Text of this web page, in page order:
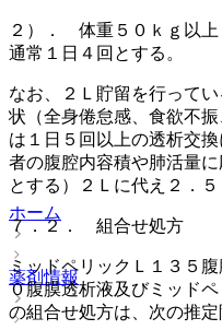
２）． 体重５０ｋｇ以上
通常１日４回とする。
なお、２Ｌ貯留を行って
状（全身倦怠感、食欲不
は１日５回以上の透析交
者の腹腔内容積や肺活量
とする）２Ｌに代え２．５
７．２． 組合せ処方
ミッドペリックＬ１３５
０腹膜透析液及びミッド
の組合せ処方は、次の推定
ホーム
薬剤情報